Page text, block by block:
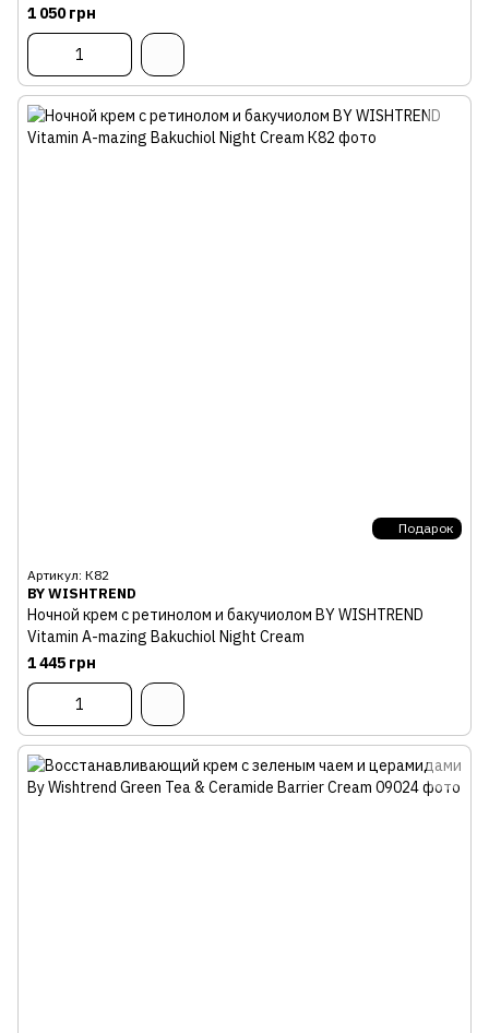
1 050 грн
Подарок
Артикул: К82
BY WISHTREND
Ночной крем с ретинолом и бакучиолом BY WISHTREND
Vitamin A-mazing Bakuchiol Night Cream
1 445 грн